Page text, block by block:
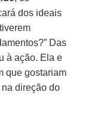
dos ideais
Das
à ação. Ela e
que gostariam
direção do